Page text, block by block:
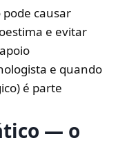
pode causar
e evitar
e quando
é parte
— o